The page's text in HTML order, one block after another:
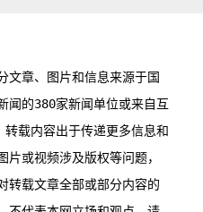
文章、图片和信息来源于国
闻的380家新闻单位或来自互
载内容出于传递更多信息和
或视频涉及版权等问题，
转载文章全部或部分内容的